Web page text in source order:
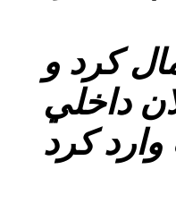
كرد و
داخلي